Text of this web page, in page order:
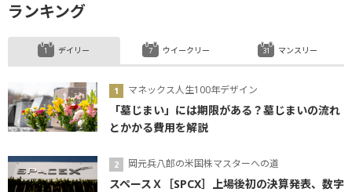
ランキング
デイリー
マネックス人生100年デザイン
「墓じまい」には期限がある？墓じまいの流れ
とかかる費用を解説
岡元兵八郎の米国株マスターへの道
スペースＸ［SPCX］上場後初の決算発表、数字
ウイークリー マンスリー